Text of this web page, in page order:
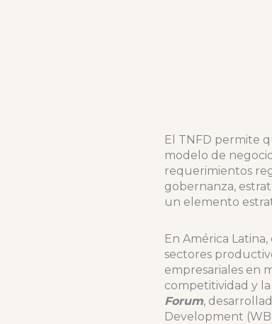
El TNFD permite
modelo de
requerimientos
gobernanza,
un elemento
En América
sectores
empresariales en
competitividad y la
Forum,
Development